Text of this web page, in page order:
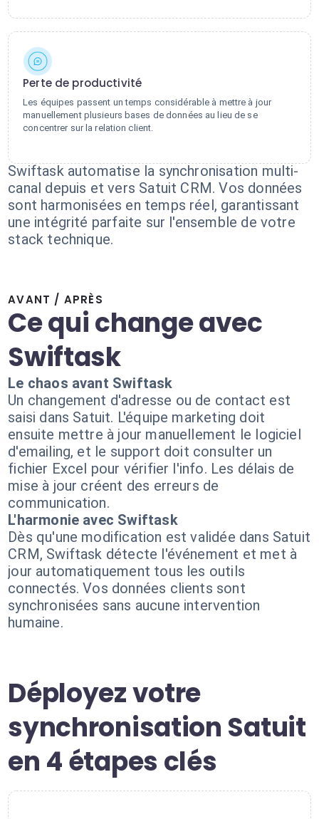
Perte de productivité
Les équipes passent un temps considérable à mettre à jour
manuellement plusieurs bases de données au lieu de se
concentrer sur la relation client.
Swiftask automatise la synchronisation multi-
canal depuis et vers Satuit CRM. Vos données
sont harmonisées en temps réel, garantissant
une intégrité parfaite sur l'ensemble de votre
stack technique.
AVANT / APRÈS
Ce qui change avec
Swiftask
Le chaos avant Swiftask
Un changement d'adresse ou de contact est
saisi dans Satuit. L'équipe marketing doit
ensuite mettre à jour manuellement le logiciel
d'emailing, et le support doit consulter un
fichier Excel pour vérifier l'info. Les délais de
mise à jour créent des erreurs de
communication.
L'harmonie avec Swiftask
Dès qu'une modification est validée dans Satuit
CRM, Swiftask détecte l'événement et met à
jour automatiquement tous les outils
connectés. Vos données clients sont
synchronisées sans aucune intervention
humaine.
Déployez votre
synchronisation Satuit
en 4 étapes clés